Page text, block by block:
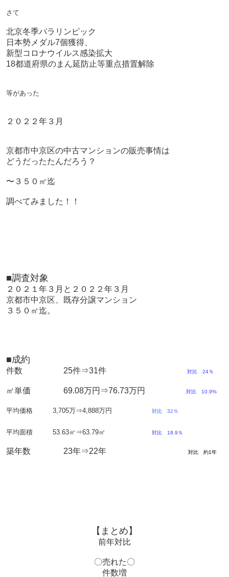
さて
北京冬季パラリンピック
日本勢メダル7個獲得、
新型コロナウイルス感染拡大
18都道府県のまん延防止等重点措置解除
等があった
２０２２年３月
京都市中京区の中古マンションの販売事情は
どうだったたんだろう？
〜３５０㎡迄
調べてみました！！
■調査対象
２０２１年３月と２０２２年３月
京都市中京区、既存分譲マンション
３５０㎡迄。
■成約
件数 25件⇒31件 対比 24％
㎡単価 69.08万円⇒76.73万円 対比 10.9%
平均価格 3,705万⇒4,888万円 対比 32％
平均面積 53.63㎡⇒63.79㎡ 対比 18.9％
築年数 23年⇒22年 対比 約1年
【まとめ】
前年対比
〇売れた〇
件数増